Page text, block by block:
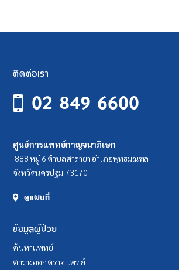
ติดต่อเรา
02 849 6600
ศูนย์การแพทย์กาญจนาภิเษก
888 หมู่ 6 ตำบลศาลายา อำเภอพุทธมณฑล
จังหวัดนครปฐม 73170
ดูแผนที่
ข้อมูลผู้ป่วย
ค้นหาแพทย์
ตารางออกตรวจแพทย์